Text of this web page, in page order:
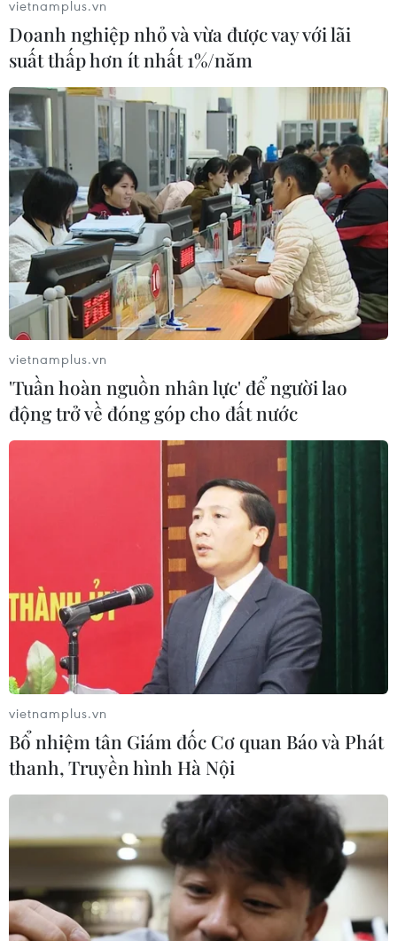
Đặc sắc Lễ hội bánh bao
Trường Châu ở Hong Kong
15/05/2024 22:18
Lễ hội bánh bao Trường Châu năm 2024 đã diễn ra tại
đảo Trường Châu, Hong Kong (Trung Quốc) với sự tham
dự của đông đảo người dân địa phương và du khách
Nhộn nhịp Khu phố người Hoa tại Nhật
Bản dịp Tết Trung Thu
29/09/2023 07:54
Những ngày này, không khí Tết Trung Thu đang tràn
bánh Trung Thu, đèn lồng và những trang phục truyền
thống đầy sắc màu của người dân Trung Quốc.
vietnamplus.vn
Doanh nghiệp nhỏ và vừa được vay với lãi
suất thấp hơn ít nhất 1%/năm
vietnamplus.vn
'Tuần hoàn nguồn nhân lực' để người lao
động trở về đóng góp cho đất nước
vietnamplus.vn
Bổ nhiệm tân Giám đốc Cơ quan Báo và Phát
thanh, Truyền hình Hà Nội